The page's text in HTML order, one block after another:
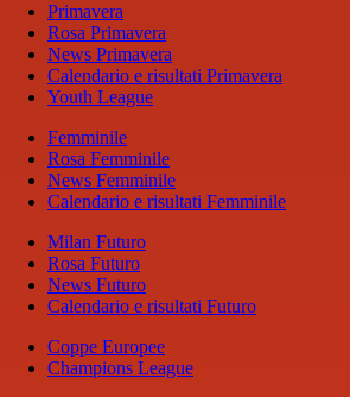
Primavera
Rosa Primavera
News Primavera
Calendario e risultati Primavera
Youth League
Femminile
Rosa Femminile
News Femminile
Calendario e risultati Femminile
Milan Futuro
Rosa Futuro
News Futuro
Calendario e risultati Futuro
Coppe Europee
Champions League